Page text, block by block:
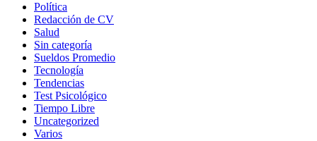
Política
Redacción de CV
Salud
Sin categoría
Sueldos Promedio
Tecnología
Tendencias
Test Psicológico
Tiempo Libre
Uncategorized
Varios